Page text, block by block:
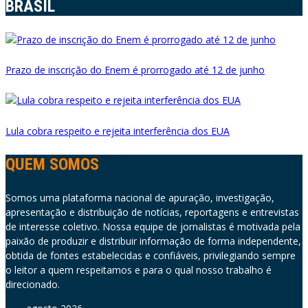
BRASIL
Prazo de inscrição do Enem é prorrogado até 12 de junho
Lula cobra respeito e rejeita interferência dos EUA
QUEM SOMOS
Somos uma plataforma nacional de apuração, investigação,
apresentação e distribuição de notícias, reportagens e entrevistas
de interesse coletivo. Nossa equipe de jornalistas é motivada pela
paixão de produzir e distribuir informação de forma independente,
obtida de fontes estabelecidas e confiáveis, privilegiando sempre
o leitor a quem respeitamos e para o qual nosso trabalho é
direcionado.